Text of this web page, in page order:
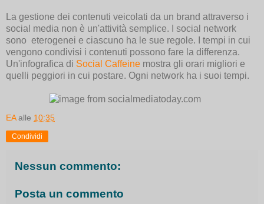
La gestione dei contenuti veicolati da un brand attraverso i
social media non è un'attività semplice. I social network
sono eterogenei e ciascuno ha le sue regole. I tempi in cui
vengono condivisi i contenuti possono fare la differenza.
Un'infografica di Social Caffeine mostra gli orari migliori e
quelli peggiori in cui postare. Ogni network ha i suoi tempi.
EA alle 10:35
Condividi
Nessun commento:
Posta un commento